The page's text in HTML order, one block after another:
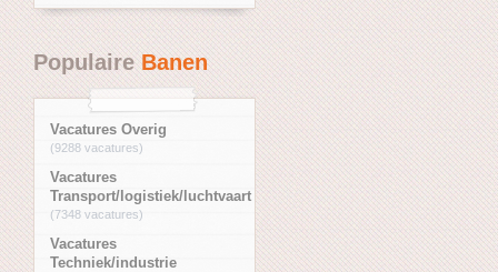
PopulaireBanen
Vacatures Overig
(9288 vacatures)
Vacatures
Transport/logistiek/luchtvaart
(7348 vacatures)
Vacatures
Techniek/industrie